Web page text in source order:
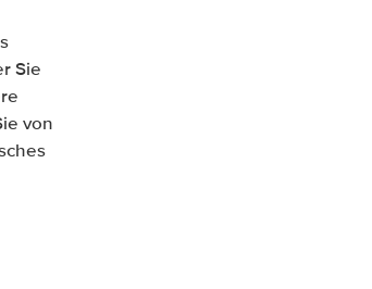
Sie
von